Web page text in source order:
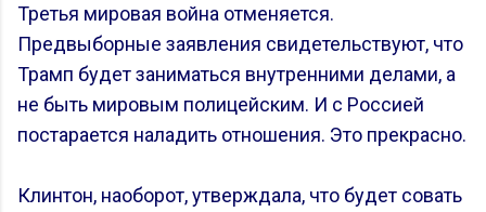
Третья мировая война отменяется.
Предвыборные заявления свидетельствуют, что
Трамп будет заниматься внутренними делами, а
не быть мировым полицейским. И с Россией
постарается наладить отношения. Это прекрасно.
Клинтон, наоборот, утверждала, что будет совать